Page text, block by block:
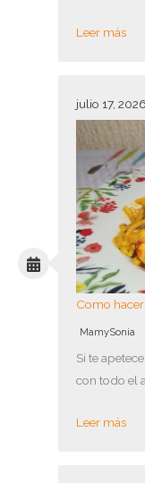
Leer más
julio 17, 2026
Como
MamySonia
Si te
con todo el
Leer más